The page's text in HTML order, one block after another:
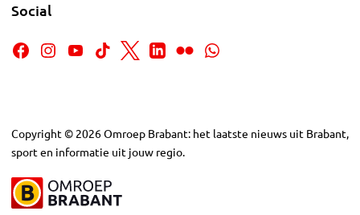
Social
Copyright © 2026Omroep Brabant: het laatste nieuws uit Brabant,
sport en informatie uit jouw regio.